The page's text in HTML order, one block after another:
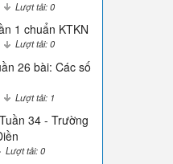
Lượt tải: 0
1 chuẩn KTKN
Lượt tải: 0
26 bài: Các số
Lượt tải: 1
34 - Trường
Lượt tải: 0